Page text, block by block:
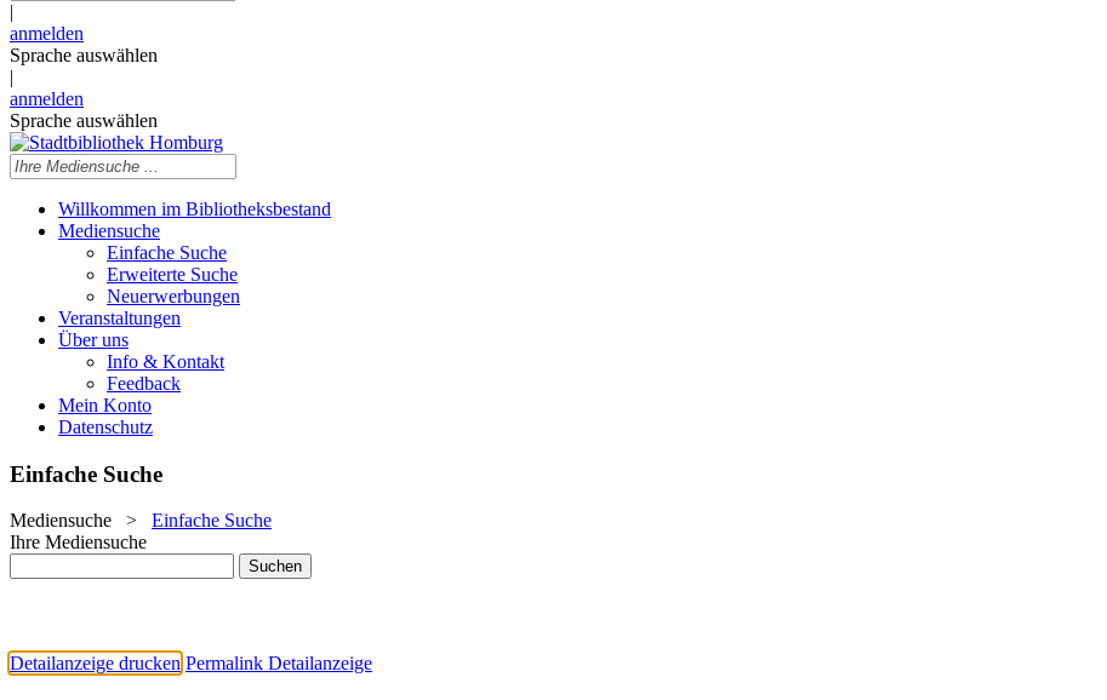
|
anmelden
Sprache auswählen
|
anmelden
Sprache auswählen
Willkommen im Bibliotheksbestand
Mediensuche
Einfache Suche
Erweiterte Suche
Neuerwerbungen
Veranstaltungen
Über uns
Info & Kontakt
Feedback
Mein Konto
Datenschutz
Einfache Suche
Mediensuche > Einfache Suche
Ihre Mediensuche
Detailanzeige drucken Permalink Detailanzeige